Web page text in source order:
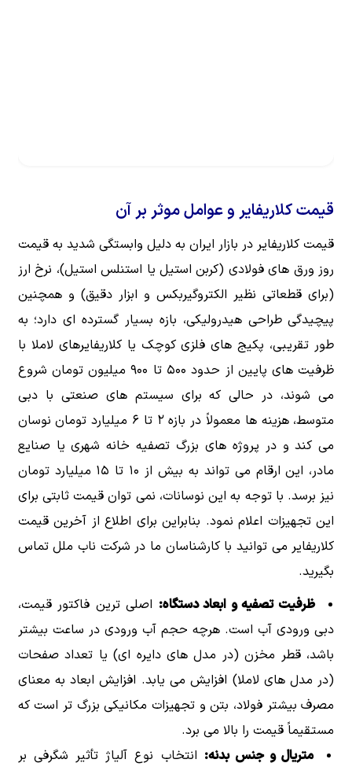
قیمت کلاریفایر و عوامل موثر بر آن
قیمت کلاریفایر در بازار ایران به دلیل وابستگی شدید به قیمت
روز ورق های فولادی (کربن استیل یا استنلس استیل)، نرخ ارز
(برای قطعاتی نظیر الکتروگیربکس و ابزار دقیق) و همچنین
پیچیدگی طراحی هیدرولیکی، بازه بسیار گسترده ای دارد؛ به
طور تقریبی، پکیج های فلزی کوچک یا کلاریفایرهای لاملا با
ظرفیت های پایین از حدود ۵۰۰ تا ۹۰۰ میلیون تومان شروع
می شوند، در حالی که برای سیستم های صنعتی با دبی
متوسط، هزینه ها معمولاً در بازه ۲ تا ۶ میلیارد تومان نوسان
می کند و در پروژه های بزرگ تصفیه خانه شهری یا صنایع
مادر، این ارقام می تواند به بیش از ۱۰ تا ۱۵ میلیارد تومان
نیز برسد. با توجه به این نوسانات، نمی توان قیمت ثابتی برای
این تجهیزات اعلام نمود. بنابراین برای اطلاع از آخرین قیمت
کلاریفایر می توانید با کارشناسان ما در شرکت ناب ملل تماس
بگیرید.
ظرفیت تصفیه و ابعاد دستگاه: اصلی ترین فاکتور قیمت،
دبی ورودی آب است. هرچه حجم آب ورودی در ساعت بیشتر
باشد، قطر مخزن (در مدل های دایره ای) یا تعداد صفحات
(در مدل های لاملا) افزایش می یابد. افزایش ابعاد به معنای
مصرف بیشتر فولاد، بتن و تجهیزات مکانیکی بزرگ تر است که
مستقیماً قیمت را بالا می برد.
متریال و جنس بدنه: انتخاب نوع آلیاژ تأثیر شگرفی بر